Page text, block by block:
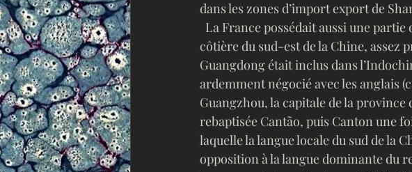
dans les zones d’import export de
côtière du sud-est de la Chine, assez
Guangdong était inclus dans
ardemment négocié avec les anglais
Guangzhou, la capitale de la
rebaptisée Cantão, puis Canton une
laquelle la langue locale du sud de la
opposition à la langue dominante du